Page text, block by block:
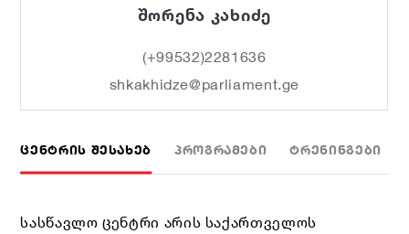
შორენა კახიძე
(+99532)2281636
shkakhidze@parliament.ge
ᲪᲔᲜᲢᲠᲘᲡ ᲨᲔᲡᲐᲮᲔᲑ ᲞᲠᲝᲒᲠᲐᲛᲔᲑᲘ ᲢᲠᲔᲜᲘᲜᲒᲔᲑᲘ
სასწავლო ცენტრი არის საქართველოს